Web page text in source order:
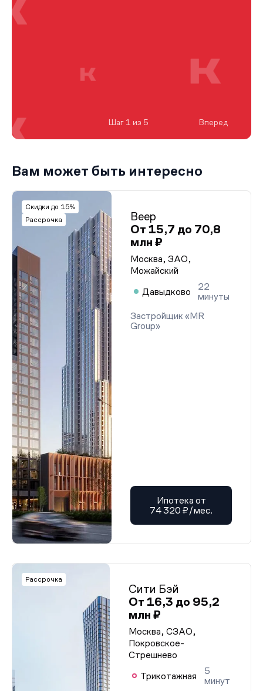
Шаг 1 из 5 Вперед
Вам может быть интересно
Скидки до 15%
Рассрочка
Веер
От 15,7 до 70,8
млн ₽
Москва, ЗАО,
Можайский
Давыдково
22
минуты
Застройщик «MR
Group»
Ипотека от
74 320 ₽/мес.
Рассрочка
Сити Бэй
От 16,3 до 95,2
млн ₽
Москва, СЗАО,
Покровское-
Стрешнево
Трикотажная
5
минут